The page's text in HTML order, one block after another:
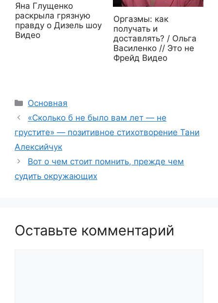
Яна Глущенко
раскрыла грязную
правду о Дизель шоу
Видео
Оргазмы: как
получать и
доставлять? / Ольга
Василенко // Это не
Фрейд Видео
Рубрики
Основная
«Сколько б не было вам лет — не
грустите» — позитивное стихотворение Тани
Алексийчук
Вот о чем стоит помнить, прежде чем
судить окружающих
Оставьте комментарий